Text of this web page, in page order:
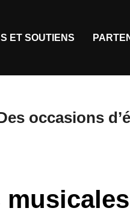
ET SOUTIENS
occasions